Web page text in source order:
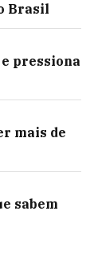
Brasil
pressiona
mais de
sabem